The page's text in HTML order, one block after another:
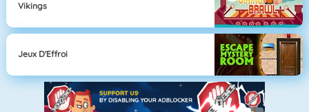
Vikings
Jeux D'Effroi